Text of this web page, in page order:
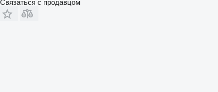
Связаться с продавцом